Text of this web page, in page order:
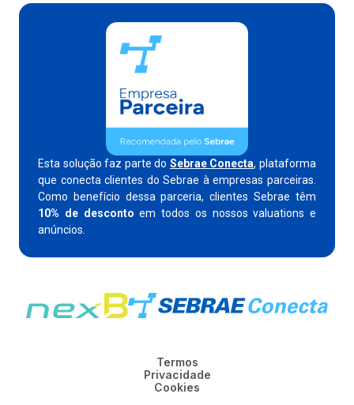
Esta solução faz parte do Sebrae Conecta, plataforma
que conecta clientes do Sebrae à empresas parceiras.
Como benefício dessa parceria, clientes Sebrae têm
10% de desconto em todos os nossos valuations e
anúncios.
Termos
Privacidade
Cookies